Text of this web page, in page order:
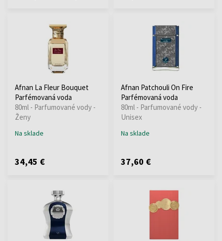
Afnan La Fleur Bouquet
Parfémovaná voda
80ml - Parfumované vody -
Ženy
Na sklade
34,45 €
Afnan Patchouli On Fire
Parfémovaná voda
80ml - Parfumované vody -
Unisex
Na sklade
37,60 €